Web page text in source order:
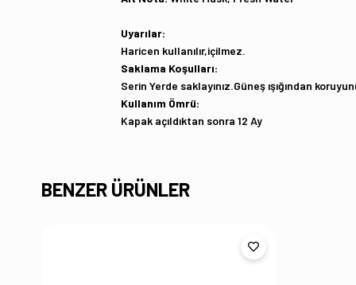
Uyarılar:
Haricen kullanılır,içilmez.
Saklama Koşulları:
Serin Yerde saklayınız.Güneş ışığından
Kullanım Ömrü:
Kapak açıldıktan sonra 12 Ay
BENZER ÜRÜNLER